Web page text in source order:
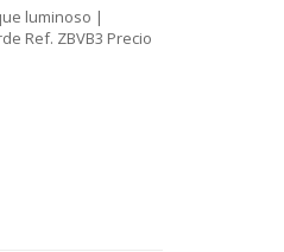
luminoso |
Ref. ZBVB3 Precio